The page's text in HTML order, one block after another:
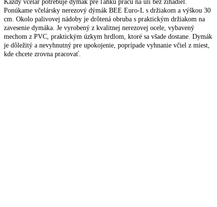
Každý včelár potrebuje dymák pre ľahkú prácu na úli bez žihadiel.
Ponúkame včelársky nerezový dýmák BEE Euro-L s držiakom a výškou 30
cm. Okolo palivovej nádoby je drôtená obruba s praktickým držiakom na
zavesenie dymáka. Je vyrobený z kvalitnej nerezovej ocele, vybavený
mechom z PVC, praktickým úzkym hrdlom, ktoré sa všade dostane. Dymák
je dôležitý a nevyhnutný pre upokojenie, poprípade vyhnanie včiel z miest,
kde chcete zrovna pracovať.